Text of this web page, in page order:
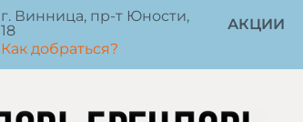
г. Винница, пр-т Юности,
18
Как добраться?
АКЦИИ